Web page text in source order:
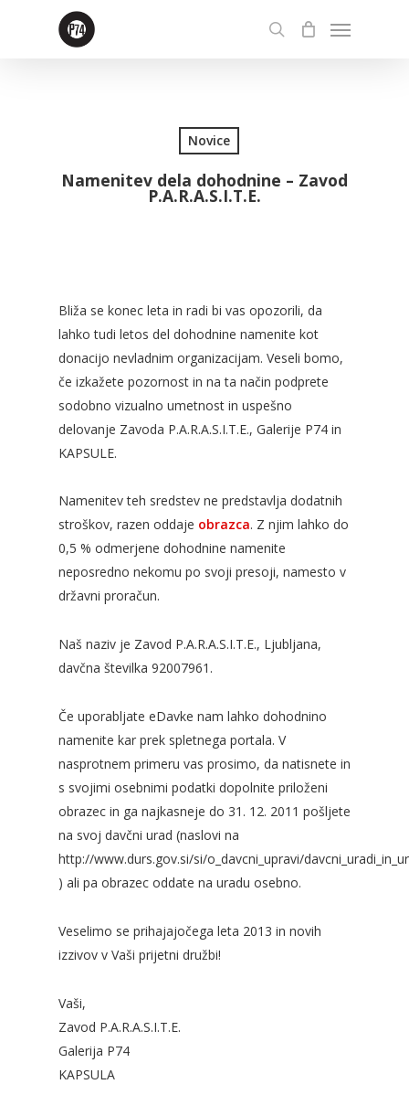
search
Menu
Novice
Namenitev dela dohodnine – Zavod
P.A.R.A.S.I.T.E.
Bliža se konec leta in radi bi vas opozorili, da
lahko tudi letos del dohodnine namenite kot
donacijo nevladnim organizacijam. Veseli bomo,
če izkažete pozornost in na ta način podprete
sodobno vizualno umetnost in uspešno
delovanje Zavoda P.A.R.A.S.I.T.E., Galerije P74 in
KAPSULE.
Namenitev teh sredstev ne predstavlja dodatnih
stroškov, razen oddaje obrazca. Z njim lahko do
0,5 % odmerjene dohodnine namenite
neposredno nekomu po svoji presoji, namesto v
državni proračun.
Naš naziv je Zavod P.A.R.A.S.I.T.E., Ljubljana,
davčna številka 92007961.
Če uporabljate eDavke nam lahko dohodnino
namenite kar prek spletnega portala. V
nasprotnem primeru vas prosimo, da natisnete in
s svojimi osebnimi podatki dopolnite priloženi
obrazec in ga najkasneje do 31. 12. 2011 pošljete
na svoj davčni urad (naslovi na
http://www.durs.gov.si/si/o_davcni_upravi/
) ali pa obrazec oddate na uradu osebno.
Veselimo se prihajajočega leta 2013 in novih
izzivov v Vaši prijetni družbi!
Vaši,
Zavod P.A.R.A.S.I.T.E.
Galerija P74
KAPSULA